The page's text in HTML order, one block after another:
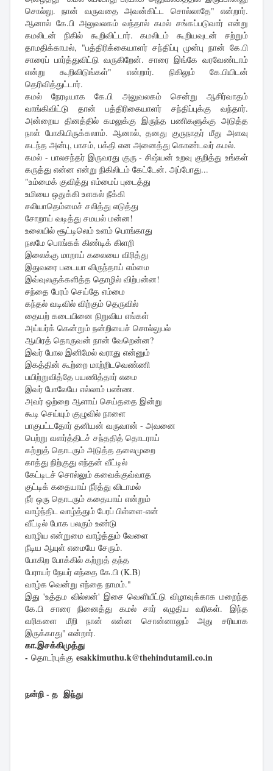
சொல்லு. நான் வருவதை அவன்கிட்ட சொல்லாதே" என்றார்.
ஆனால் கே.பி அலுவலகம் வந்தால் கமல் சங்கப்படுவார் என்று
கமலிடன் நிகில் கூறிவிட்டார். கமலிடம் கூறியவுடன் சற்றும்
தாமதிக்காமல், "பத்திரிக்கையாளர் சந்திப்பு முன்பு நான் கே.பி
சாரைப் பார்த்துவிட்டு வருகிறேன். சாரை இங்கே வரவேண்டாம்
என்று கூறிவிடுங்கள்" என்றார். நிகிலும் கே.பியிடன்
தெரிவித்துட்டார்.
கமல் நேரடியாக கே.பி அலுவலகம் சென்று ஆசிர்வாதம்
வாங்கிவிட்டு தான் பத்திரிகையாளர் சந்திப்புக்கு வந்தார்.
அன்றைய தினத்தில் கமலுக்கு இருந்த பணிகளுக்கு அடுத்த
நாள் போகியிருக்கலாம். ஆனால், தனது குருநாதர் மீது அளவு
கடந்த அன்பு, பாசம், பக்தி என அனைத்து கொண்டவர் கமல்.
கமல் - பாலசந்தர் இருவரது குரு - சிஷ்யன் உறவு குறித்து உங்கள்
கருத்து என்ன என்று நிகிலிடம் கேட்டேன். அப்போது...
"உம்மைக் குவித்து எம்மைப் புடைத்து
உமியை ஒதுக்கி உளகல் நீக்கி
சலியாதெம்மைச் சலித்து எடுத்து
சோறாய் வடித்து சமயல் மன்ன!
உலையில் சூட்டிலெம் உளம் பொங்காது
நலமே பொங்கக் கிண்டிக் கிளறி
இலைக்கு மாறாய் கலையை விரித்து
இதுவரை படையா விருந்தாய் எம்மை
இவ்வுலகுக்களித்த தொழில் விற்பன்ன!
சந்தை பேரம் செய்தே எம்மை
கந்தல் வடிவில் விற்கும் தெருவில்
தையற் கடையினை நிறுவிய எங்கள்
அய்யர்க் கென்றும் நன்றியைச் சொல்லுபல்
ஆயிரத் தொருவன் நான் வேறென்ன?
இவர் போல இனிமேல் வராது என்னும்
இகத்தின் கூற்றை மாற்றிடவெண்ணி
பயிற்றுவித்தே பயணித்தார் எமை
இவர் போலேயே எல்லாம் பண்ண.
அவர் ஒற்றை ஆளாய் செய்ததை இன்று
கூடி செய்யும் குழுவில் நாளை
பாகுபட்டதோர் தனியன் வருவான் - அவனை
பெற்று வளர்த்திடச் சந்ததித் தொடராய்
கற்றுத் தொடரும் அடுத்த தலைமுறை
காத்து நிற்குது எந்தன் வீட்டில்
கேட்டிடச் சொல்லும் கவைக்குவ்வாத
குட்டிக் கதையாய் நீர்த்து விடாமல்
நீர் ஒரு தொடரும் கதையாய் என்றும்
வாழ்ந்திட வாழ்த்தும் பேரப் பிள்ளை-என்
வீட்டில் போக பலரும் உண்டு
வாழிய என்றுமை வாழ்த்தும் வேளை
நீடிய ஆயுள் எமையே சேரும்.
போகிற போக்கில் கற்றுத் தந்த
பேராயர் நேயர் எந்தை கே.பி (K.B)
வாழ்க வென்று எந்தை நாமம்."
இது 'உத்தம வில்லன்' இசை வெளியீட்டு விழாவுக்காக மறைந்த
கே.பி சாரை நினைத்து கமல் சார் எழுதிய வரிகள். இந்த
வரிகளை மீறி நான் என்ன சொன்னாலும் அது சரியாக
இருக்காது" என்றார்.
கா.இசக்கிமுத்து
- தொடர்புக்கு esakkimuthu.k@thehindutamil.co.in
நன்றி - த இந்து